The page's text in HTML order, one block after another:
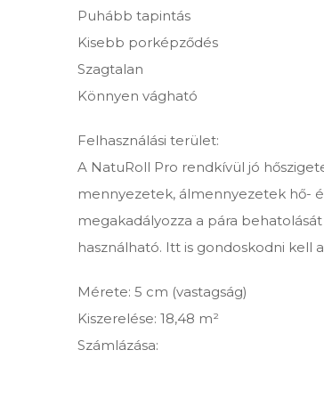
Puhább tapintás
Kisebb porképződés
Szagtalan
Könnyen vágható
Felhasználási terület:
A NatuRoll Pro rendkívül jó
mennyezetek, álmennyezetek hő-
megakadályozza a pára
használható. Itt is gondoskodni kell
Mérete: 5 cm (vastagság)
Kiszerelése: 18,48 m²
Számlázása: